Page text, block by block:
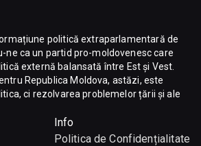
politică extraparlamentară de
ne ca un partid pro-moldovenesc care
externă balansată între Est și Vest.
Republica Moldova, astăzi, este
ci rezolvarea problemelor țării și ale
Info
Politica de Confidențialitate